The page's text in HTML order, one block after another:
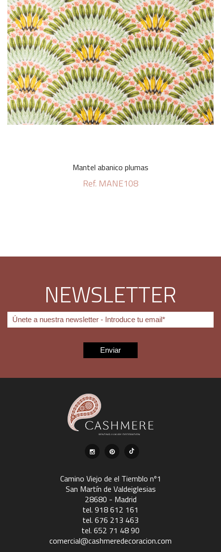
Mantel abanico plumas
Ref. MANE108
NEWSLETTER
Camino Viejo de el Tiemblo nº1
San Martín de Valdeiglesias
28680 - Madrid
tel. 918 612 161
tel. 676 213 463
tel. 652 71 48 90
comercial@cashmeredecoracion.com